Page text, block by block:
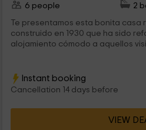
6 people
2
Te presentamos esta bonita casa
construido en 1930 que ha sido
alojamiento cómodo a aquellos
Instant booking
Cancellation 14 days before
VIEW